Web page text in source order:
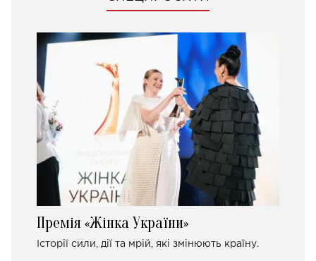
Премія «Жінка України»
Історії сили, дії та мрій, які змінюють країну.